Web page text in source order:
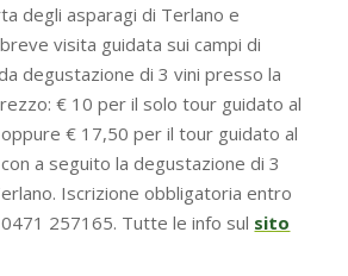
degli asparagi di Terlano e
visita guidata sui campi di
degustazione di 3 vini presso la
€ 10 per il solo tour guidato al
oppure € 17,50 per il tour guidato al
a seguito la degustazione di 3
Iscrizione obbligatoria entro
257165. Tutte le info sul sito